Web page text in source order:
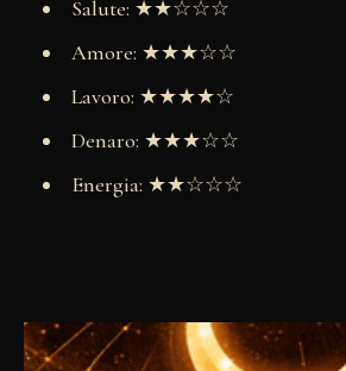
Salute: ★★☆☆☆
Amore: ★★★☆☆
Lavoro: ★★★★☆
Denaro: ★★★☆☆
Energia: ★★☆☆☆